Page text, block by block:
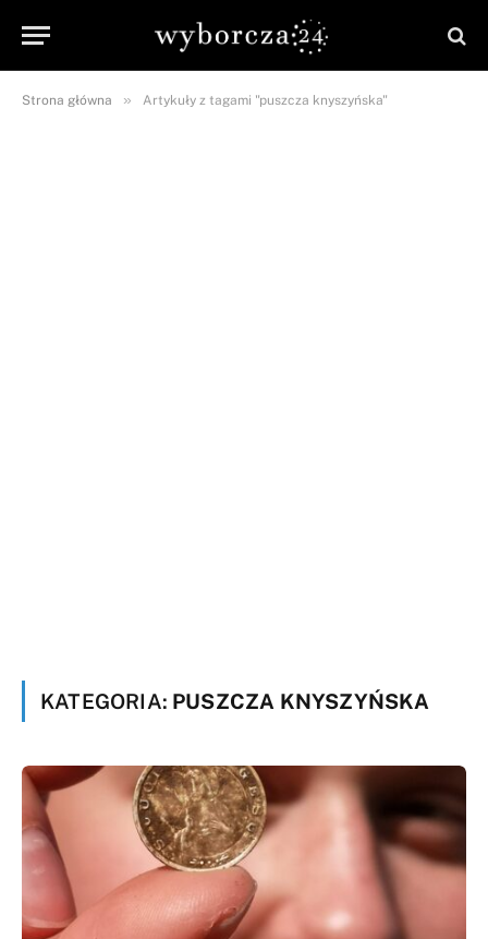
Strona główna » Artykuły z tagami "puszcza knyszyńska"
KATEGORIA: PUSZCZA KNYSZYŃSKA